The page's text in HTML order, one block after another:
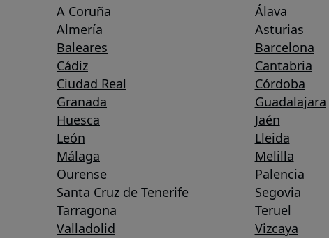
A Coruña Álava
Almería
Asturias
Baleares
Barcelona
Cádiz
Cantabria
Ciudad Real
Córdoba
Granada
Guadalajara
Huesca
Jaén
León
Lleida
Málaga
Melilla
Ourense
Palencia
Santa Cruz de Tenerife
Segovia
Tarragona
Teruel
Valladolid
Vizcaya